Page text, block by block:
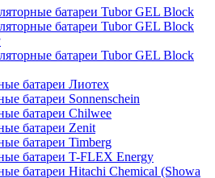
батареи Tubor GEL Block
батареи Tubor GEL Block
батареи Tubor GEL Block
батареи Лиотех
батареи Sonnenschein
батареи Chilwee
батареи Zenit
батареи Timberg
батареи T-FLEX Energy
батареи Hitachi Chemical (Showa